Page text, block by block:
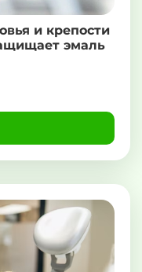
и крепости
эмаль